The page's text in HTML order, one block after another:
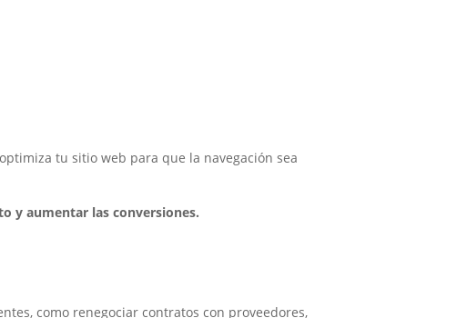
optimiza tu sitio web para que la navegación sea
y aumentar las conversiones.
como renegociar contratos con proveedores,